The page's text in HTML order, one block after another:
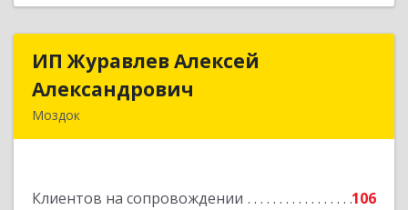
ИП Журавлев Алексей
Александрович
Моздок
Клиентов на сопровождении 106
ИП Журавлев Алексей
Подробнее